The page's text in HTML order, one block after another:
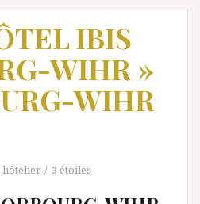
IBIS
WIHR »
WIHR
hôtelier 3 étoiles